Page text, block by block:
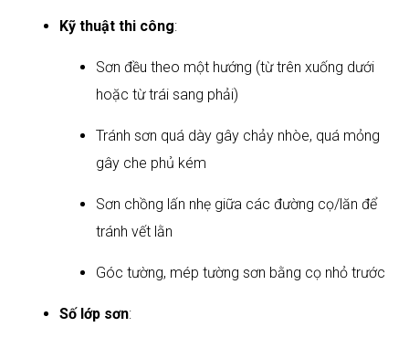
Kỹ thuật thi công:
Sơn đều theo một hướng (từ trên xuống dưới
hoặc từ trái sang phải)
Tránh sơn quá dày gây chảy nhòe, quá mỏng
gây che phủ kém
Sơn chồng lấn nhẹ giữa các đường cọ/lăn để
tránh vết lằn
Góc tường, mép tường sơn bằng cọ nhỏ trước​
Số lớp sơn: